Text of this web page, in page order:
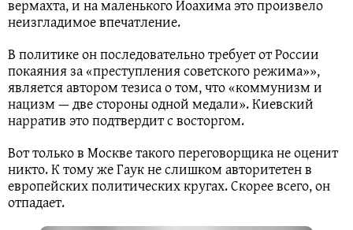
вермахта, и на маленького Иоахима это произвело
неизгладимое впечатление.
В политике он последовательно требует от России
покаяния за «преступления советского режима»»,
является автором тезиса о том, что «коммунизм и
нацизм — две стороны одной медали». Киевский
нарратив это подтвердит с восторгом.
Вот только в Москве такого переговорщика не оценит
никто. К тому же Гаук не слишком авторитетен в
европейских политических кругах. Скорее всего, он
отпадает.